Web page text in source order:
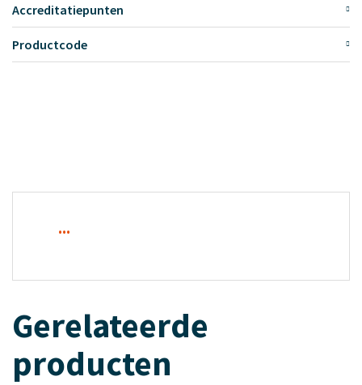
Accreditatiepunten
Productcode
...
Gerelateerde
producten